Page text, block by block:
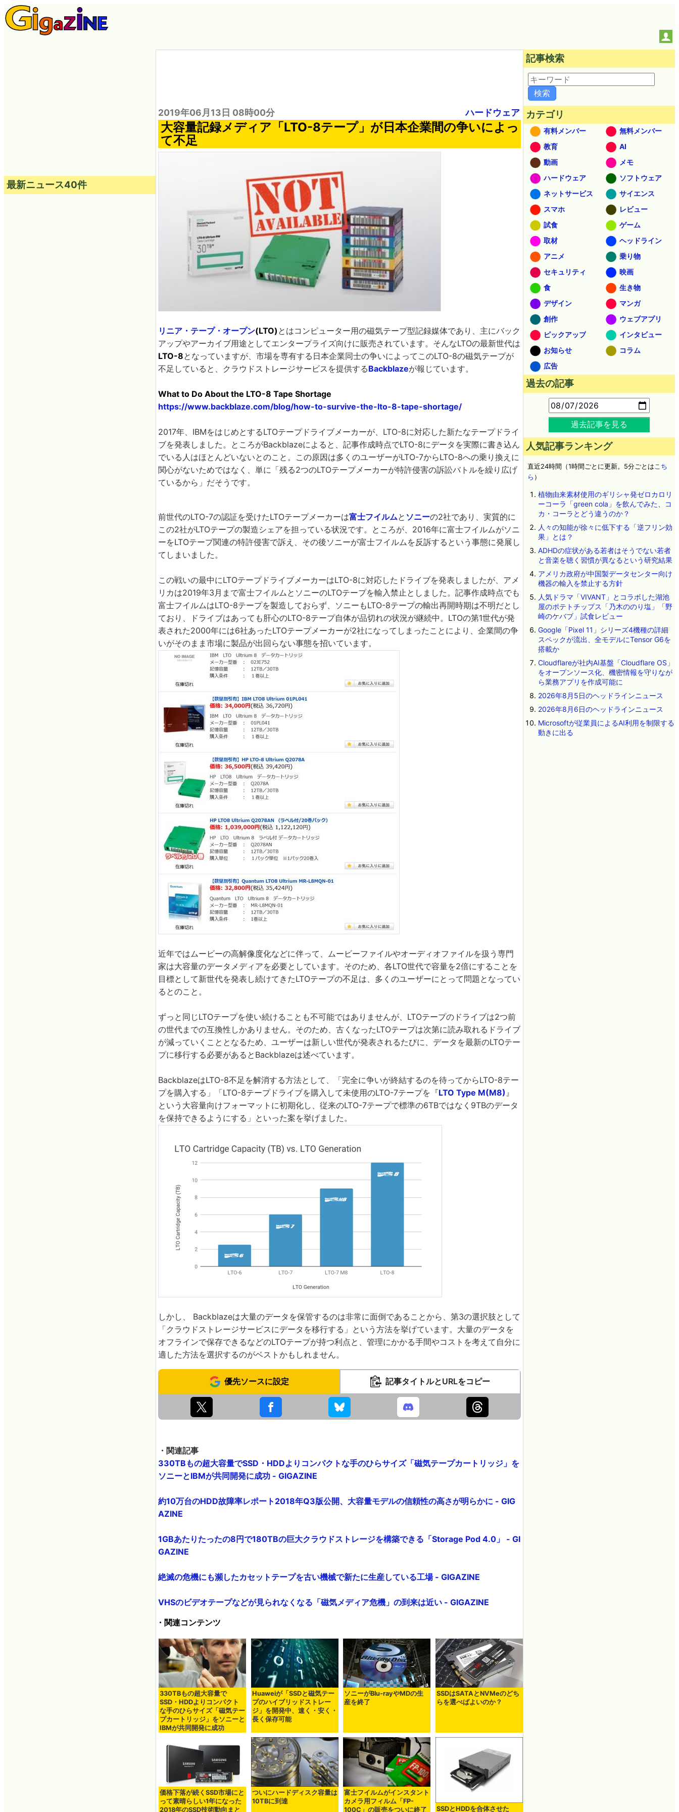
2019年06月13日 08時00分 ハードウェア
大容量記録メディア「LTO-8テープ」が日本企業間の争いによっ
て不足
リニア・テープ・オープン(LTO) とはコンピューター用の磁気テープ型記録媒体であり、主にバック
アップやアーカイブ用途としてエンタープライズ向けに販売されています。そんなLTOの最新世代は
LTO-8となっていますが、市場を専有する日本企業同士の争いによってこのLTO-8の磁気テープが
不足していると、クラウドストレージサービスを提供するBackblazeが報じています。
What to Do About the LTO-8 Tape Shortage
https://www.backblaze.com/blog/how-to-survive-the-lto-8-tape-shortage/
2017年、IBMをはじめとするLTOテープドライブメーカーが、LTO-8に対応した新たなテープドライ
ブを発表しました。ところがBackblazeによると、記事作成時点でLTO-8にデータを実際に書き込ん
でいる人はほとんどいないとのこと。この原因は多くのユーザーがLTO-7からLTO-8への乗り換えに
関心がないためではなく、単に「残る2つのLTOテープメーカーが特許侵害の訴訟バトルを繰り広げ
ているから」だそうです。
前世代のLTO-7の認証を受けたLTOテープメーカーは富士フイルムと ソニーの2社であり、実質的に
この2社がLTOテープの製造シェアを担っている状況です。ところが、2016年に富士フイルムがソニ
ーをLTOテープ関連の特許侵害で訴え、その後ソニーが富士フイルムを反訴するという事態に発展し
てしまいました。
この戦いの最中にLTOテープドライブメーカーはLTO-8に対応したドライブを発表しましたが、アメ
リカは2019年3月まで富士フイルムとソニーのLTOテープを輸入禁止としました。記事作成時点でも
富士フイルムはLTO-8テープを製造しておらず、ソニーもLTO-8テープの輸出再開時期は不明だとし
ており、ドライブはあっても肝心のLTO-8テープ自体が品切れの状況が継続中。LTOの第1世代が発
表された2000年には6社あったLTOテープメーカーが2社になってしまったことにより、企業間の争
いがそのまま市場に製品が出回らない事態を招いています。
近年ではムービーの高解像度化などに伴って、ムービーファイルやオーディオファイルを扱う専門
家は大容量のデータメディアを必要としています。そのため、各LTO世代で容量を2倍にすることを
目標として新世代を発表し続けてきたLTOテープの不足は、多くのユーザーにとって問題となってい
るとのこと。
ずっと同じLTOテープを使い続けることも不可能ではありませんが、LTOテープのドライブは2つ前
の世代までの互換性しかありません。そのため、古くなったLTOテープは次第に読み取れるドライブ
が減っていくこととなるため、ユーザーは新しい世代が発表されるたびに、データを最新のLTOテー
プに移行する必要があるとBackblazeは述べています。
BackblazeはLTO-8不足を解消する方法として、「完全に争いが終結するのを待ってからLTO-8テー
プを購入する」「LTO-8テープドライブを購入して未使用のLTO-7テープを『LTO Type M(M8) 』
という大容量向けフォーマットに初期化し、従来のLTO-7テープで標準の6TBではなく9TBのデータ
を保持できるようにする」といった案を挙げました。
しかし、 Backblazeは大量のデータを保管するのは非常に面倒であることから、第3の選択肢として
「クラウドストレージサービスにデータを移行する」という方法を挙げています。大量のデータを
オフラインで保存できるなどのLTOテープが持つ利点と、管理にかかる手間やコストを考えて自分に
適した方法を選択するのがベストかもしれません。
優先ソースに設定 記事タイトルとURLをコピー
・関連記事
330TBもの超大容量でSSD・HDDよりコンパクトな手のひらサイズ「磁気テープカートリッジ」を
ソニーとIBMが共同開発に成功 - GIGAZINE
約10万台のHDD故障率レポート2018年Q3版公開、大容量モデルの信頼性の高さが明らかに - GIG
AZINE
1GBあたりたったの8円で180TBの巨大クラウドストレージを構築できる「Storage Pod 4.0」 - GI
GAZINE
絶滅の危機にも瀕したカセットテープを古い機械で新たに生産している工場 - GIGAZINE
VHSのビデオテープなどが見られなくなる「磁気メディア危機」の到来は近い - GIGAZINE
・関連コンテンツ
330TBもの超大容量で
SSD・HDDよりコンパクト
な手のひらサイズ「磁気テー
プカートリッジ」をソニーと
IBMが共同開発に成功
Huaweiが「SSDと磁気テー
プのハイブリッドストレー
ジ」を開発中、速く・安く・
長く保存可能
ソニーがBlu-rayやMDの生
産を終了
SSDはSATAとNVMeのどち
らを選べばよいのか？
価格下落が続くSSD市場にと
って素晴らしい1年になった
2018年のSSD技術動向まと
ついにハードディスク容量は
10TBに到達
富士フイルムがインスタント
カメラ用フィルム「FP-
100C」の販売をついに終了
SSDとHDDを合体させた
最新ニュース40件
記事検索
カテゴリ
有料メンバー
無料メンバー
教育
AI
動画
メモ
ハードウェア
ソフトウェア
ネットサービス
サイエンス
スマホ
レビュー
試食
ゲーム
取材
ヘッドライン
アニメ
乗り物
セキュリティ
映画
食
生き物
デザイン
マンガ
創作
ウェブアプリ
ピックアップ
インタビュー
お知らせ
コラム
広告
過去の記事
過去記事を見る
人気記事ランキング
直近24時間（1時間ごとに更新。5分ごとはこち
ら ）
植物由来素材使用のギリシャ発ゼロカロリ
ーコーラ「green cola」を飲んでみた、コ
カ・コーラとどう違うのか？
人々の知能が徐々に低下する「逆フリン効
果」とは？
ADHDの症状がある若者はそうでない若者
と音楽を聴く習慣が異なるという研究結果
アメリカ政府が中国製データセンター向け
機器の輸入を禁止する方針
人気ドラマ「VIVANT」とコラボした湖池
屋のポテトチップス「乃木ののり塩」「野
崎のケバブ」試食レビュー
Google「Pixel 11」シリーズ4機種の詳細
スペックが流出、全モデルにTensor G6を
搭載か
Cloudflareが社内AI基盤「Cloudflare OS」
をオープンソース化、機密情報を守りなが
ら業務アプリを作成可能に
2026年8月5日のヘッドラインニュース
2026年8月6日のヘッドラインニュース
Microsoftが従業員によるAI利用を制限する
動きに出る